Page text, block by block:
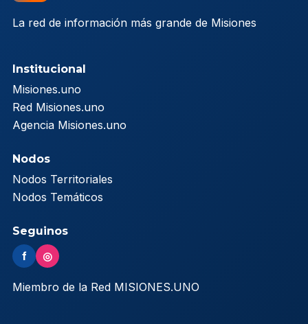
La red de información más grande de Misiones
Institucional
Misiones.uno
Red Misiones.uno
Agencia Misiones.uno
Nodos
Nodos Territoriales
Nodos Temáticos
Seguinos
f ◎
Miembro de la Red MISIONES.UNO